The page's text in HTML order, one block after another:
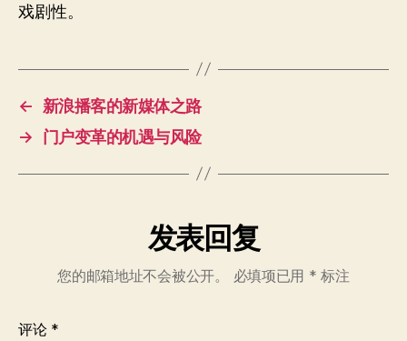
戏剧性。
←
新浪播客的新媒体之路
→
门户变革的机遇与风险
发表回复
您的邮箱地址不会被公开。 必填项已用 * 标注
评论 *